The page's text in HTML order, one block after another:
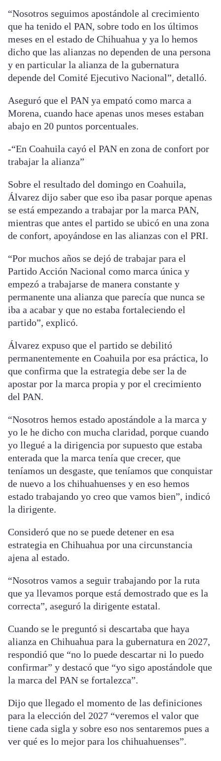
“Nosotros seguimos apostándole al crecimiento
que ha tenido el PAN, sobre todo en los últimos
meses en el estado de Chihuahua y ya lo hemos
dicho que las alianzas no dependen de una persona
y en particular la alianza de la gubernatura
depende del Comité Ejecutivo Nacional”, detalló.
Aseguró que el PAN ya empató como marca a
Morena, cuando hace apenas unos meses estaban
abajo en 20 puntos porcentuales.
-“En Coahuila cayó el PAN en zona de confort por
trabajar la alianza”
Sobre el resultado del domingo en Coahuila,
Álvarez dijo saber que eso iba pasar porque apenas
se está empezando a trabajar por la marca PAN,
mientras que antes el partido se ubicó en una zona
de confort, apoyándose en las alianzas con el PRI.
“Por muchos años se dejó de trabajar para el
Partido Acción Nacional como marca única y
empezó a trabajarse de manera constante y
permanente una alianza que parecía que nunca se
iba a acabar y que no estaba fortaleciendo el
partido”, explicó.
Álvarez expuso que el partido se debilitó
permanentemente en Coahuila por esa práctica, lo
que confirma que la estrategia debe ser la de
apostar por la marca propia y por el crecimiento
del PAN.
“Nosotros hemos estado apostándole a la marca y
yo le he dicho con mucha claridad, porque cuando
yo llegué a la dirigencia por supuesto que estaba
enterada que la marca tenía que crecer, que
teníamos un desgaste, que teníamos que conquistar
de nuevo a los chihuahuenses y en eso hemos
estado trabajando yo creo que vamos bien”, indicó
la dirigente.
Consideró que no se puede detener en esa
estrategia en Chihuahua por una circunstancia
ajena al estado.
“Nosotros vamos a seguir trabajando por la ruta
que ya llevamos porque está demostrado que es la
correcta”, aseguró la dirigente estatal.
Cuando se le preguntó si descartaba que haya
alianza en Chihuahua para la gubernatura en 2027,
respondió que “no lo puede descartar ni lo puedo
confirmar” y destacó que “yo sigo apostándole que
la marca del PAN se fortalezca”.
Dijo que llegado el momento de las definiciones
para la elección del 2027 “veremos el valor que
tiene cada sigla y sobre eso nos sentaremos pues a
ver qué es lo mejor para los chihuahuenses”.